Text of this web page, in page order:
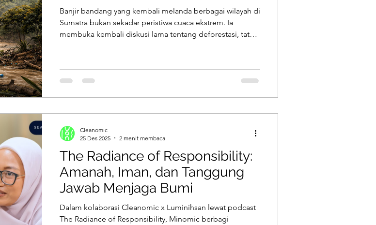
Banjir bandang yang kembali melanda berbagai wilayah di
Sumatra bukan sekadar peristiwa cuaca ekstrem. Ia
membuka kembali diskusi lama tentang deforestasi, tata
Berkelanjutan, isu sawit berkelanjutan, biodiesel, dan
rantai pasok ramah lingkungan terasa semakin relevan hari
The Radiance of Responsibility:
Amanah, Iman, dan Tanggung
Jawab Menjaga Bumi
Dalam kolaborasi Cleanomic x Luminihsan lewat podcast
The Radiance of Responsibility, Minomic berbagi
Cleanomic
25 Des 2025
2 menit membaca